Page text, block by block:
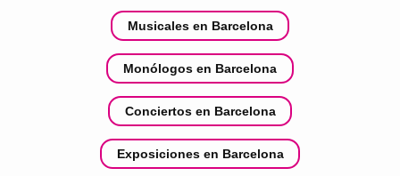
Musicales en Barcelona
Monólogos en Barcelona
Conciertos en Barcelona
Exposiciones en Barcelona